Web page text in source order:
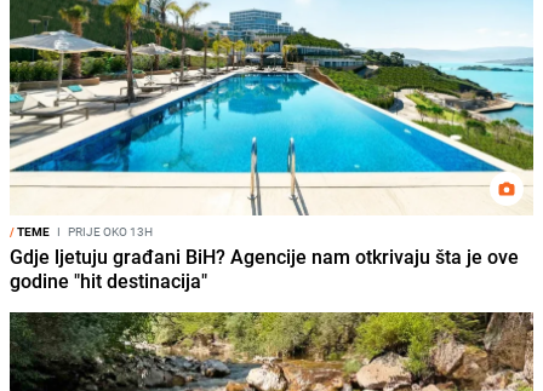
/TEME I PRIJE OKO 13H
Gdje ljetuju građani BiH? Agencije nam otkrivaju šta je ove
godine "hit destinacija"